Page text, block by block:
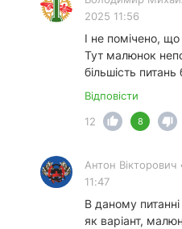
2025 11:56
І не помічено,
Тут малюнок
більшість
Відповісти
12
8
Антон Вікторович
11:47
В даному
як варіант,